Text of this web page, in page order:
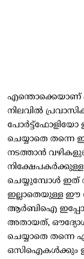
എന്തൊക്കെയാണ്
നിലവില്‍
പോര്‍ട്ട്‌ഫോളിയോ
ചെയ്യാതെ തന്നെ
നടത്താന്‍
നിക്ഷേപകര്‍ക്കുള്ള
ചെയ്യുമ്പോള്‍ ഇത്
ഇല്ലാതെയുള്ള ഈ
ആര്‍ബിഐ ഇപ്പോള്‍
അതായത്,
ചെയ്യാതെ
ഒസിഐകള്‍ക്കും